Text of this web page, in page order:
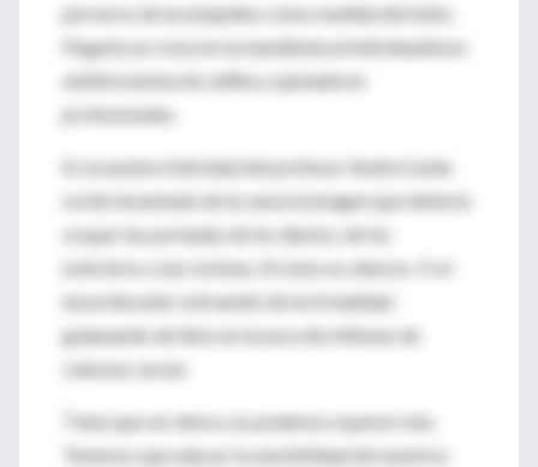
perverso de la estupidez como medida del éxito.
Pegarle un
crossen la mandíbula al individualismo
exhibicionista de selfiesy opinadores
profesionales.
Es la austera felicidad del profesor Andrei Linde
recién levantado de la cama la imagen que debería
ocupar las portadas de los diarios, de los
noticieros y las revistas. El resto es silencio. O el
ensordecedor estruendo de la trivialidad
golpeando de lleno en la nuca de millones de
cabezas vacías.
Tiene que ser ahora, no podemos esperar más.
Tenemos que educar la sensibilidad de nuestros